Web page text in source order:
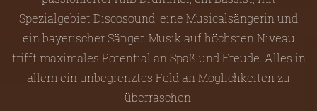
Spezialgebiet Discosound, eine Musicalsängerin und
ein bayerischer Sänger. Musik auf höchsten Niveau
trifft maximales Potential an Spaß und Freude. Alles in
allem ein unbegrenztes Feld an Möglichkeiten zu
überraschen.